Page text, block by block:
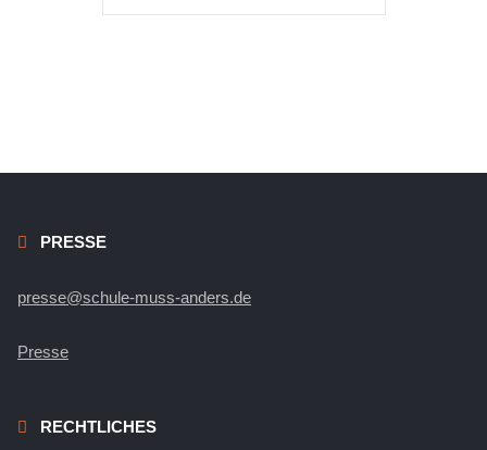
PRESSE
presse@schule-muss-anders.de
Presse
RECHTLICHES